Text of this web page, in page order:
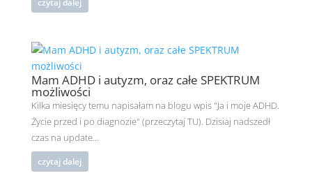
czytaj dalej
Mam ADHD i autyzm, oraz całe SPEKTRUM
możliwości
Kilka miesięcy temu napisałam na blogu wpis "Ja i moje ADHD.
Życie przed i po diagnozie" (przeczytaj TU). Dzisiaj nadszedł
czas na update...
czytaj dalej